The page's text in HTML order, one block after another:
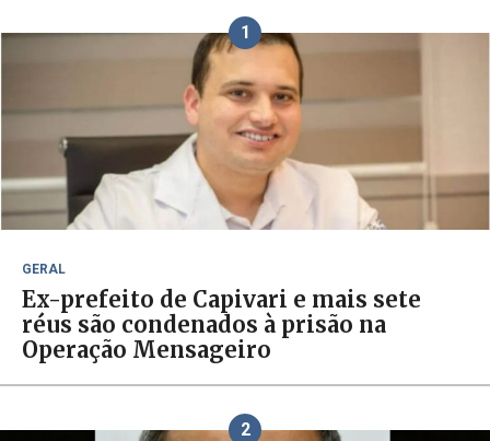
1
GERAL
Ex-prefeito de Capivari e mais sete
réus são condenados à prisão na
Operação Mensageiro
2